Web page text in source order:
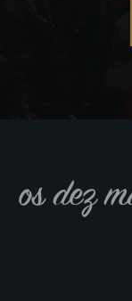
os dez